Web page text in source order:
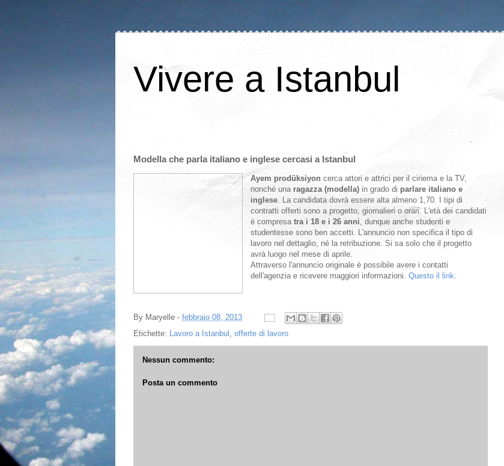
Vivere a Istanbul
Modella che parla italiano e inglese cercasi a Istanbul
Ayem prodüksiyon cerca attori e attrici per il cinema e la TV,
nonché una ragazza (modella) in grado di parlare italiano e
inglese. La candidata dovrà essere alta almeno 1,70. I tipi di
contratti offerti sono a progetto, giornalieri o orari. L'età dei candidati
è compresa tra i 18 e i 26 anni, dunque anche studenti e
studentesse sono ben accetti. L'annuncio non specifica il tipo di
lavoro nel dettaglio, né la retribuzione. Si sa solo che il progetto
avrà luogo nel mese di aprile.
Attraverso l'annuncio originale è possibile avere i contatti
dell'agenzia e ricevere maggiori informazioni. Questo il link.
By Maryelle - febbraio 08, 2013
Etichette: Lavoro a Istanbul , offerte di lavoro
Nessun commento:
Posta un commento